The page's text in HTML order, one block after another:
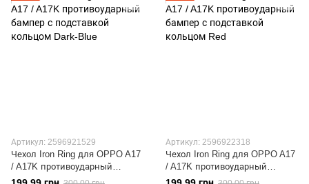
Артикул: 2596921529
Чехол Iron Ring для OPPO A17
/ A17K противоударный
бампер с подставкой кольцом
Артикул: 2596922318
Чехол Iron Ring для OPPO A17
/ A17K противоударный
бампер с подставкой кольцом